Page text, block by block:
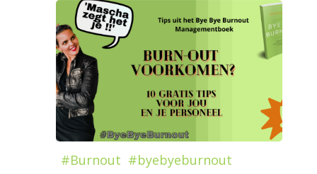
#Burnout #byebyeburnout